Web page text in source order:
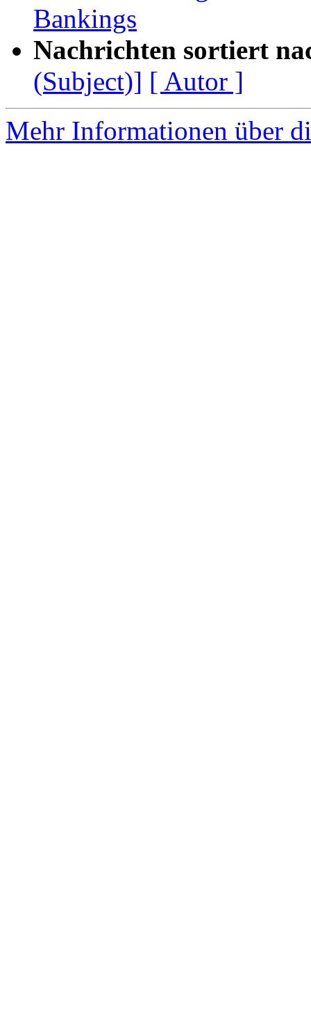
Bankings
Nachrichten sortiert
(Subject)] [ Autor ]
Mehr Informationen über